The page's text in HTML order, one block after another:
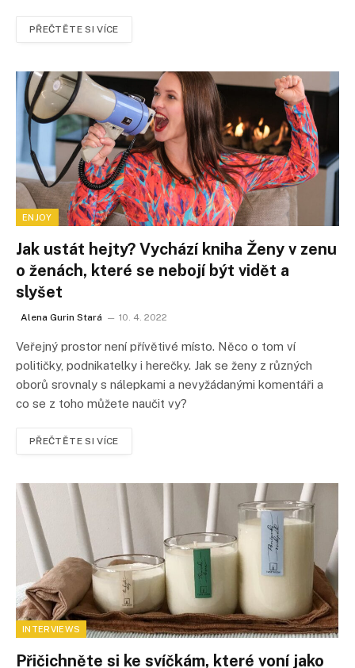
PŘEČTĚTE SI VÍCE
ENJOY
Jak ustát hejty? Vychází kniha Ženy v zenu
o ženách, které se nebojí být vidět a
slyšet
Alena Gurin Stará 10. 4. 2022
Veřejný prostor není přívětivé místo. Něco o tom ví
političky, podnikatelky i herečky. Jak se ženy z různých
oborů srovnaly s nálepkami a nevyžádanými komentáři a
co se z toho můžete naučit vy?
PŘEČTĚTE SI VÍCE
INTERVIEWS
Přičichněte si ke svíčkám, které voní jako